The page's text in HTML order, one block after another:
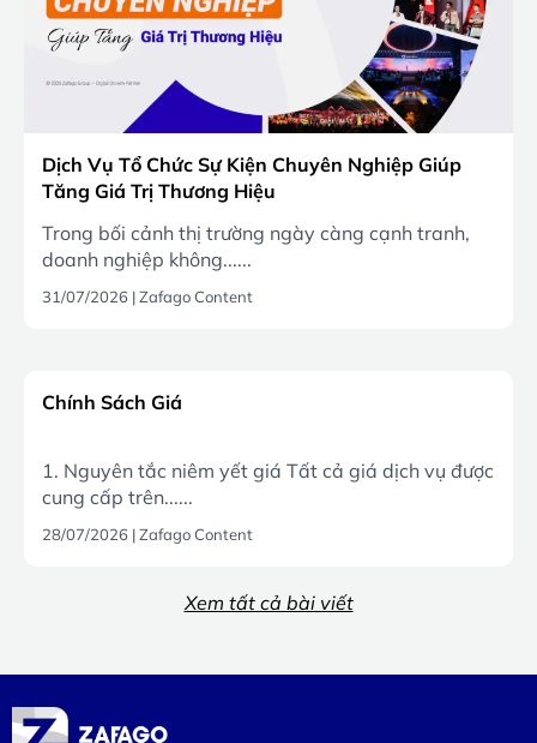
Dịch Vụ Tổ Chức Sự Kiện Chuyên Nghiệp Giúp
Tăng Giá Trị Thương Hiệu
Trong bối cảnh thị trường ngày càng cạnh tranh,
doanh nghiệp không......
31/07/2026 |Zafago Content
Chính Sách Giá
1. Nguyên tắc niêm yết giá Tất cả giá dịch vụ được
cung cấp trên......
28/07/2026 |Zafago Content
Xem tất cả bài viết